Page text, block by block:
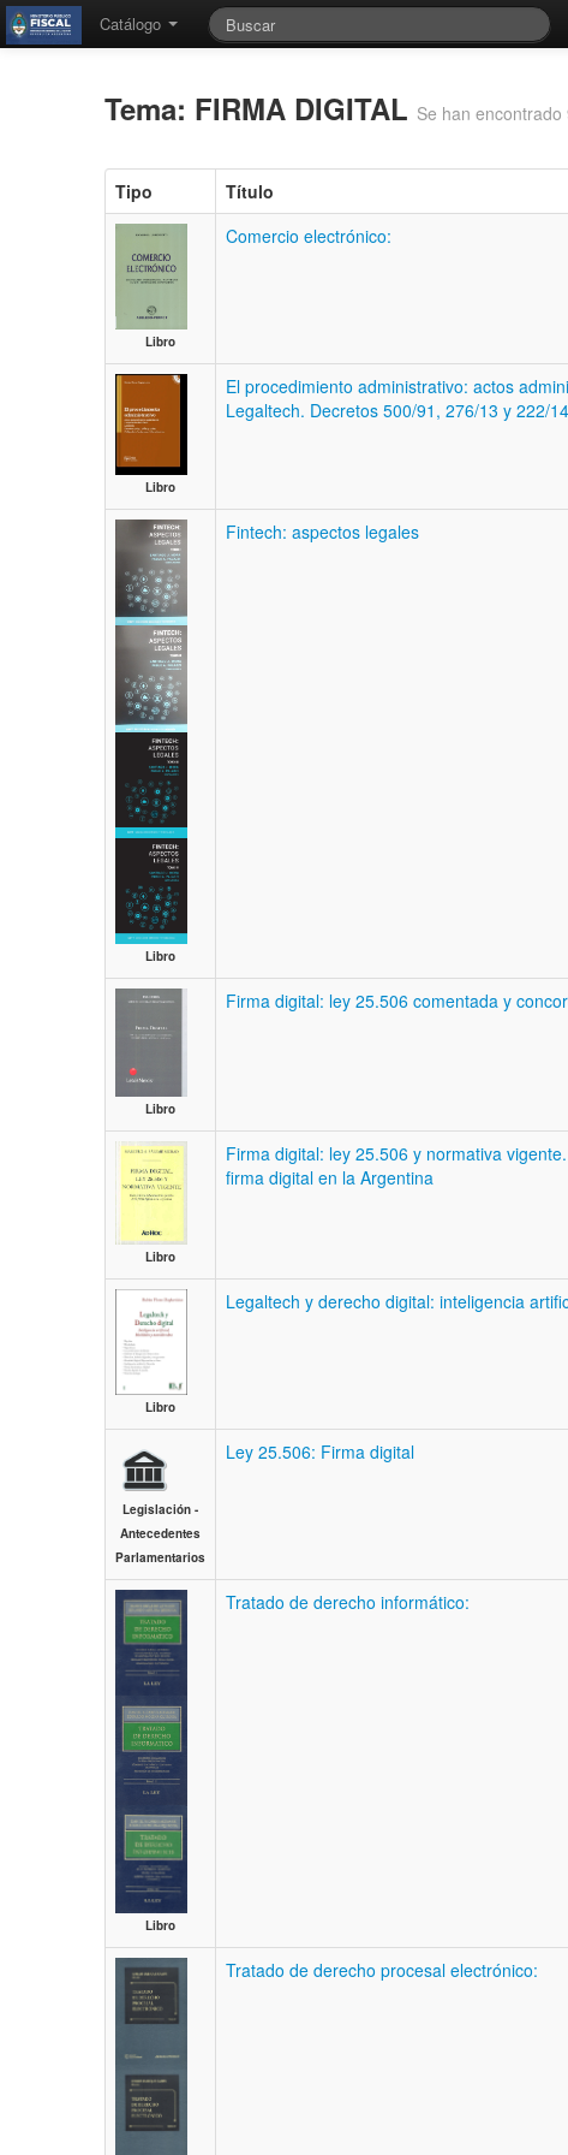
Catálogo
Tema: FIRMA DIGITAL Se han
Tipo Título
Libro
Comercio electrónico:
Libro
El procedimiento administrativo: actos
Legaltech. Decretos 500/91, 276/13 y 222/
Libro
Fintech: aspectos legales
Libro
Firma digital: ley 25.506 comentada y
Libro
Firma digital: ley 25.506 y normativa
firma digital en la Argentina
Libro
Legaltech y derecho digital: inteligencia
Legislación -
Antecedentes
Parlamentarios
Ley 25.506: Firma digital
Libro
Tratado de derecho informático:
Tratado de derecho procesal electrónico: